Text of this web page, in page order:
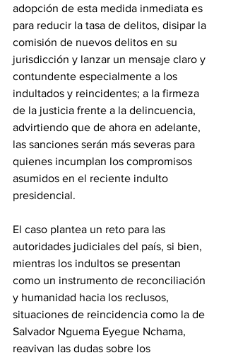
adopción de esta medida inmediata es
para reducir la tasa de delitos, disipar la
comisión de nuevos delitos en su
jurisdicción y lanzar un mensaje claro y
contundente especialmente a los
indultados y reincidentes; a la firmeza
de la justicia frente a la delincuencia,
advirtiendo que de ahora en adelante,
las sanciones serán más severas para
quienes incumplan los compromisos
asumidos en el reciente indulto
presidencial.
‎El caso plantea un reto para las
autoridades judiciales del país, si bien,
mientras los indultos se presentan
como un instrumento de reconciliación
y humanidad hacia los reclusos,
situaciones de reincidencia como la de
Salvador Nguema Eyegue Nchama,
reavivan las dudas sobre los